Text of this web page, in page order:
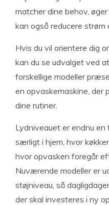
matcher dine behov,
kan også reducere
Hvis du vil orientere dig
kan du se udvalget ved at
forskellige modeller
en opvaskemaskine, der
dine rutiner.
Lydniveauet er endnu
særligt i hjem, hvor
hvor opvasken foregår
Nuværende modeller er
støjniveau, så
der skal investeres i ny